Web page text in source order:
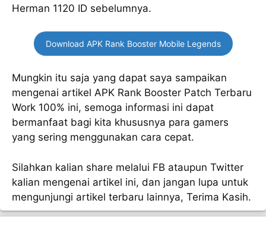
Herman 1120 ID sebelumnya.
Download APK Rank Booster Mobile Legends
Mungkin itu saja yang dapat saya sampaikan
mengenai artikel APK Rank Booster Patch Terbaru
Work 100% ini, semoga informasi ini dapat
bermanfaat bagi kita khususnya para gamers
yang sering menggunakan cara cepat.
Silahkan kalian share melalui FB ataupun Twitter
kalian mengenai artikel ini, dan jangan lupa untuk
mengunjungi artikel terbaru lainnya, Terima Kasih.